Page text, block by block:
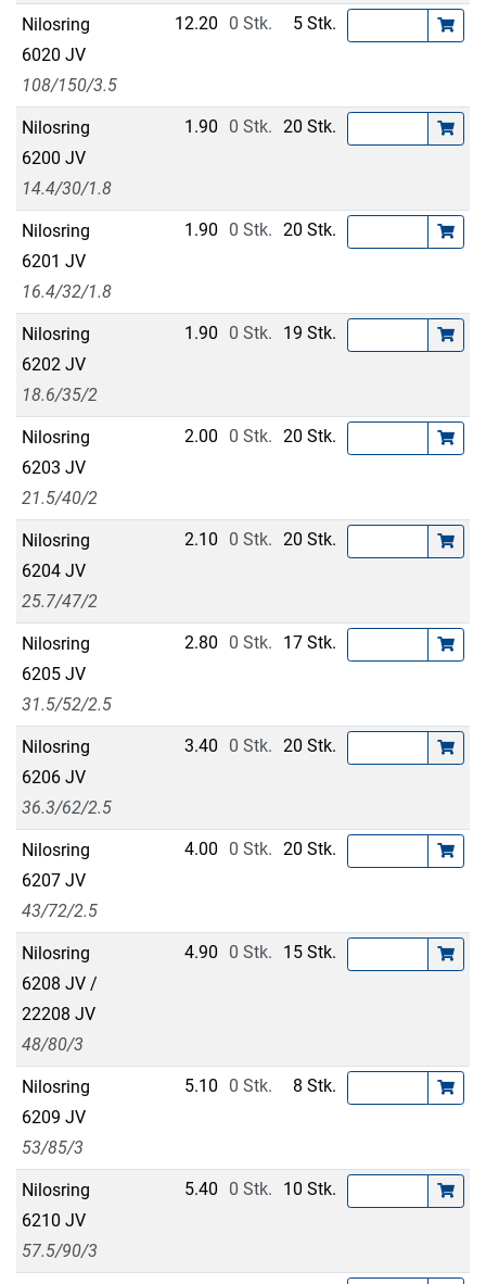
Nilosring
6020 JV
108/150/3.5
12.20 0 Stk. 5 Stk.
Nilosring
6200 JV
14.4/30/1.8
1.90 0 Stk. 20 Stk.
Nilosring
6201 JV
16.4/32/1.8
1.90 0 Stk. 20 Stk.
Nilosring
6202 JV
18.6/35/2
1.90 0 Stk. 19 Stk.
Nilosring
6203 JV
21.5/40/2
2.00 0 Stk. 20 Stk.
Nilosring
6204 JV
25.7/47/2
2.10 0 Stk. 20 Stk.
Nilosring
6205 JV
31.5/52/2.5
2.80 0 Stk. 17 Stk.
Nilosring
6206 JV
36.3/62/2.5
3.40 0 Stk. 20 Stk.
Nilosring
6207 JV
43/72/2.5
4.00 0 Stk. 20 Stk.
Nilosring
6208 JV /
22208 JV
48/80/3
4.90 0 Stk. 15 Stk.
Nilosring
6209 JV
53/85/3
5.10 0 Stk. 8 Stk.
Nilosring
6210 JV
57.5/90/3
5.40 0 Stk. 10 Stk.